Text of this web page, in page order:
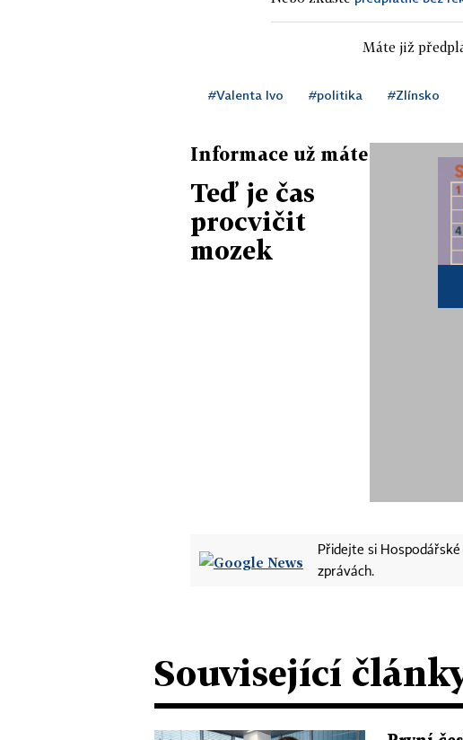
Máte již
#Valenta Ivo #politika #Zlínsko
Informace už máte
Teď je čas
procvičit
mozek
Přidejte si
zprávách.
Související